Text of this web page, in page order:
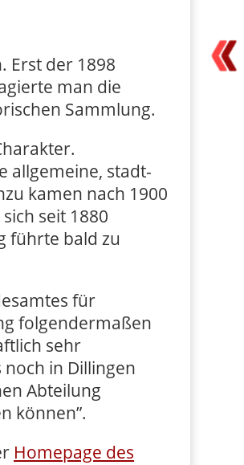
Erst der 1898
man die
Sammlung.
allgemeine, stadt-
kamen nach 1900
seit 1880
führte bald zu
für
folgendermaßen
sehr
in Dillingen
Abteilung
können”.
Homepage des